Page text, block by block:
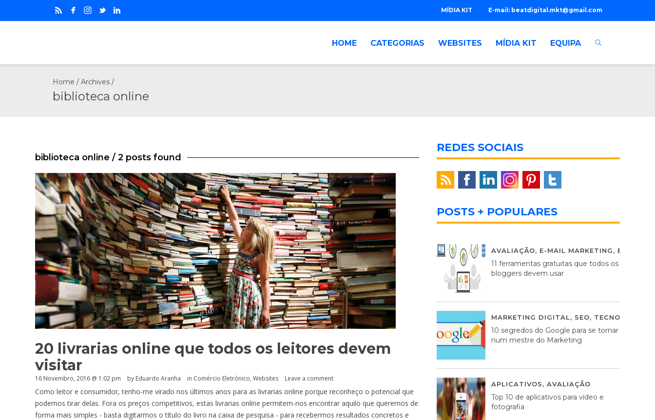
E-mail: beatdigital.mkt@gmail.com
MÍDIA KIT
HOME CATEGORIAS WEBSITES MÍDIA KIT EQUIPA
Home / Archives /
biblioteca online
biblioteca online / 2 posts found
20 livrarias online que todos os leitores devem
visitar
16 Novembro, 2016 @ 1:02 pm by Eduardo Aranha in Comércio Eletrónico, Websites Leave a comment
Como leitor e consumidor, tenho-me virado nos últimos anos para as livrarias online porque reconheço o potencial que
podemos tirar delas. Fora os preços competitivos, estas livrarias online permitem-nos encontrar aquilo que queremos de
forma mais simples - basta digitarmos o título do livro na caixa de pesquisa - para recebermos resultados concretos e
REDES SOCIAIS
POSTS + POPULARES
AVALIAÇÃO, E-MAIL MARKETING,
11 ferramentas gratuitas que todos os
bloggers devem usar
MARKETING DIGITAL, SEO, TECNOLOGIA
10 segredos do Google para se tornar
num mestre do Marketing
APLICATIVOS, AVALIAÇÃO
Top 10 de aplicativos para vídeo e
fotografia